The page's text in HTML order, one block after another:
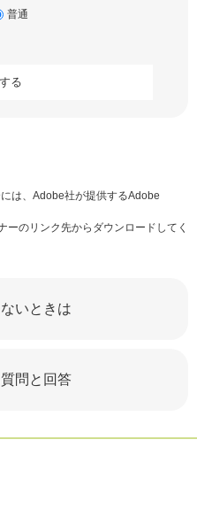
普通
は、Adobe社が提供するAdobe
のリンク先からダウンロードしてく
いときは
問と回答